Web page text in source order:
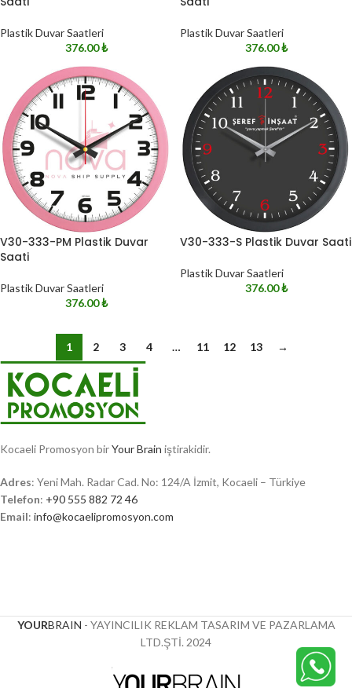
Plastik Duvar Saatleri
376.00₺
Plastik Duvar Saatleri
376.00₺
V30-333-PM Plastik Duvar
Saati
Plastik Duvar Saatleri
376.00₺
V30-333-S Plastik Duvar Saati
Plastik Duvar Saatleri
376.00₺
1 2 3 4 … 11 12 13 →
Kocaeli Promosyon birYour Brain iştirakidir.
Adres: Yeni Mah. Radar Cad. No: 124/A İzmit, Kocaeli – Türkiye
Telefon: +90 555 882 72 46
Email: info@kocaelipromosyon.com
YOURBRAIN - YAYINCILIK REKLAM TASARIM VE PAZARLAMA
LTD.ŞTİ. 2024